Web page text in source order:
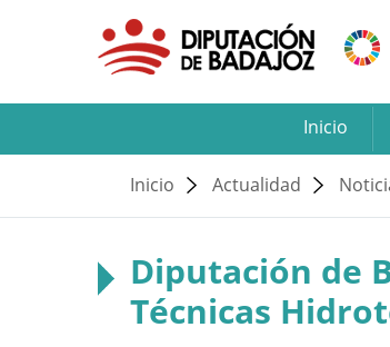
Inicio
Inicio Actualidad
Diputación de
Técnicas